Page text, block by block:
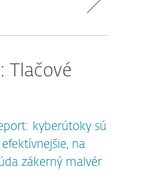
Tlačové
kyberútoky sú
na
zákerný malvér